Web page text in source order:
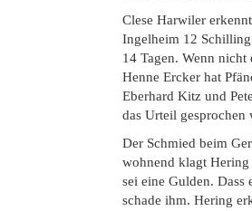
Clese Harwiler
Ingelheim 12
14 Tagen. Wenn
Henne Ercker hat
Eberhard Kitz und
das Urteil gesprochen
Der Schmied beim
wohnend klagt Hering
sei eine Gulden. Dass
schade ihm. Hering